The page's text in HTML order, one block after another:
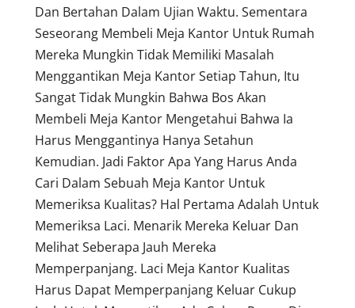
Dan Bertahan Dalam Ujian Waktu. Sementara
Seseorang Membeli Meja Kantor Untuk Rumah
Mereka Mungkin Tidak Memiliki Masalah
Menggantikan Meja Kantor Setiap Tahun, Itu
Sangat Tidak Mungkin Bahwa Bos Akan
Membeli Meja Kantor Mengetahui Bahwa Ia
Harus Menggantinya Hanya Setahun
Kemudian. Jadi Faktor Apa Yang Harus Anda
Cari Dalam Sebuah Meja Kantor Untuk
Memeriksa Kualitas? Hal Pertama Adalah Untuk
Memeriksa Laci. Menarik Mereka Keluar Dan
Melihat Seberapa Jauh Mereka
Memperpanjang. Laci Meja Kantor Kualitas
Harus Dapat Memperpanjang Keluar Cukup